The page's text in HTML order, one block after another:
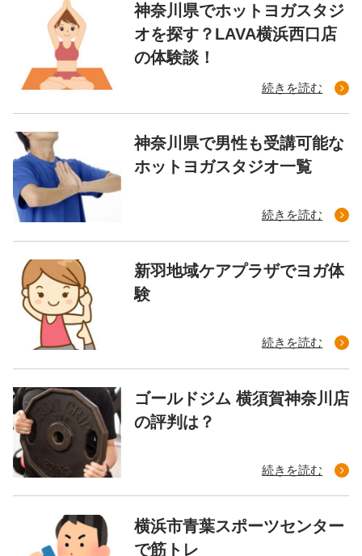
神奈川県でホットヨガスタジ
オを探す？LAVA横浜西口店
の体験談！
続きを読む
神奈川県で男性も受講可能な
ホットヨガスタジオ一覧
続きを読む
新羽地域ケアプラザでヨガ体
験
続きを読む
ゴールドジム 横須賀神奈川店
の評判は？
続きを読む
横浜市青葉スポーツセンター
で筋トレ